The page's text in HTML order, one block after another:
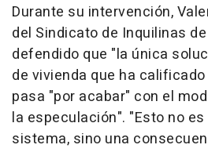
Durante su intervención,
del Sindicato de Inquilinas
defendido que "la única
de vivienda que ha
pasa "por acabar" con el
la especulación". "Esto no
sistema, sino una